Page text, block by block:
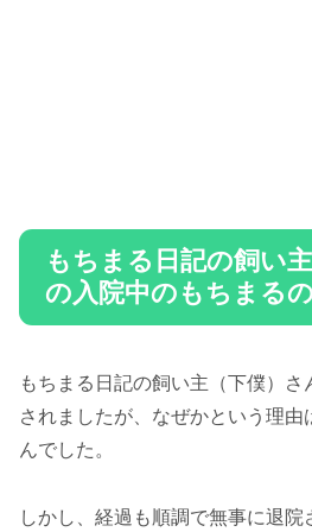
もちまる日記の飼い
の入院中のもちまる
もちまる日記の飼い主（下僕）
されましたが、なぜかという理
んでした。
しかし、経過も順調で無事に退院